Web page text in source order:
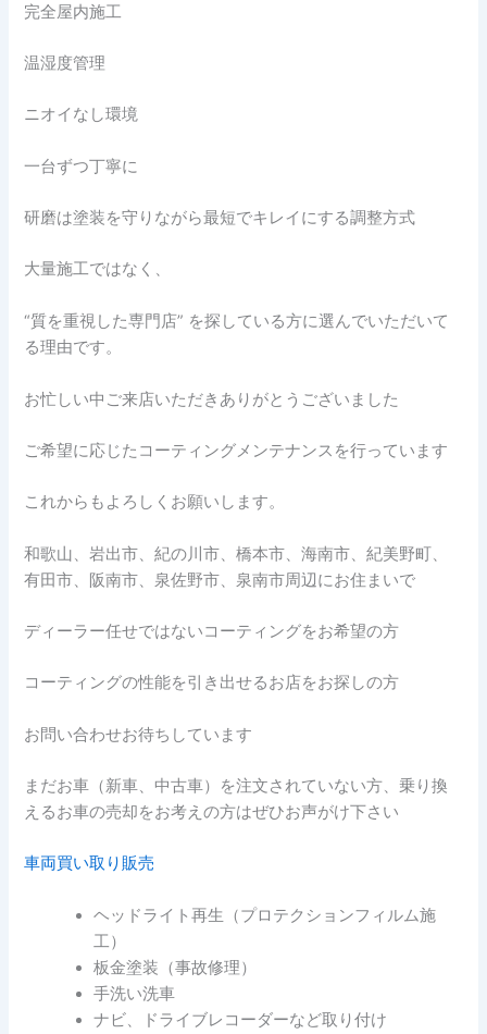
完全屋内施工
温湿度管理
ニオイなし環境
一台ずつ丁寧に
研磨は塗装を守りながら最短でキレイにする調整方式
大量施工ではなく、
“質を重視した専門店” を探している方に選んでいただいて
る理由です。
お忙しい中ご来店いただきありがとうございました
ご希望に応じたコーティングメンテナンスを行っています
これからもよろしくお願いします。
和歌山、岩出市、紀の川市、橋本市、海南市、紀美野町、
有田市、阪南市、泉佐野市、泉南市周辺にお住まいで
ディーラー任せではないコーティングをお希望の方
コーティングの性能を引き出せるお店をお探しの方
お問い合わせお待ちしています
まだお車（新車、中古車）を注文されていない方、乗り換
えるお車の売却をお考えの方はぜひお声がけ下さい
車両買い取り販売
ヘッドライト再生（プロテクションフィルム施
工）
板金塗装（事故修理）
手洗い洗車
ナビ、ドライブレコーダーなど取り付け